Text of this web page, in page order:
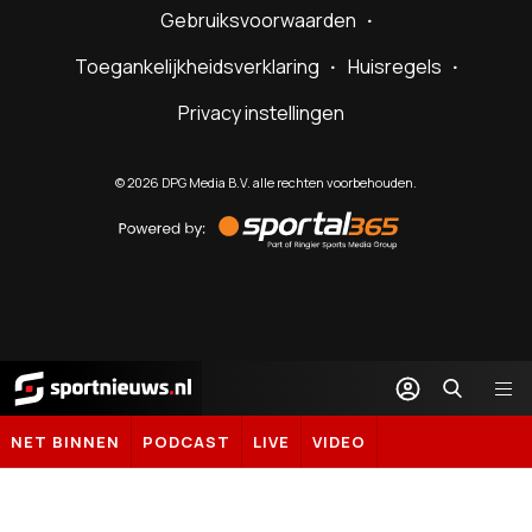
Gebruiksvoorwaarden
Toegankelijkheidsverklaring
Huisregels
Privacy instellingen
©2026 DPG Media B.V. alle rechten voorbehouden.
by
Sportal365
Sportnieuws.nl
NET BINNEN PODCAST LIVE VIDEO